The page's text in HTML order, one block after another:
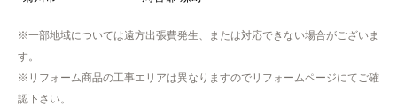
取付工事の数日前に調整して届けてくれた
作業をされた方はスムーズで親切でした
※一部地域については遠方出張費発生、または対応できない場合がございま
す。
※リフォーム商品の工事エリアは異なりますのでリフォームページにてご確
認下さい。